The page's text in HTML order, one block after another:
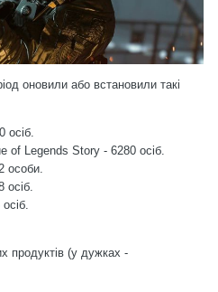
оновили або встановили такі
of Legends Story - 6280 осіб.
особи.
продуктів (у дужках -